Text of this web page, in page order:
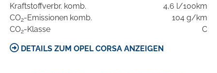
Kraftstoffverbr. komb.
4,6 l/100km
CO2-Emissionen komb.
104 g/km
CO2-Klasse C
DETAILS ZUM OPEL CORSA ANZEIGEN